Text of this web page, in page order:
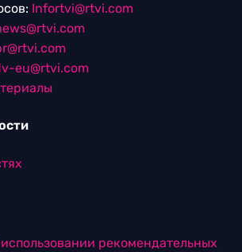
Infortvi@rtvi.com
eu@rtvi.com
рекомендательных